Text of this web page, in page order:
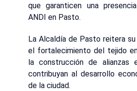
que garanticen una
ANDI en Pasto.
La Alcaldía de Pasto reitera
el fortalecimiento del tejido
la construcción de alianzas
contribuyan al desarrollo
de la ciudad.